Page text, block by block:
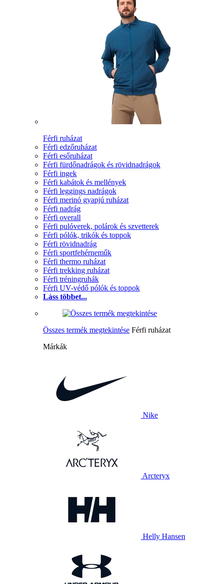
Férfi ruházat
Férfi edzőruházat
Férfi esőruházat
Férfi fürdőnadrágok és rövidnadrágok
Férfi ingek
Férfi kabátok és mellények
Férfi leggings nadrágok
Férfi merinó gyapjú ruházat
Férfi nadrág
Férfi overall
Férfi pulóverek, polárok és szvetterek
Férfi pólók, trikók és toppok
Férfi rövidnadrág
Férfi sportfehérneműk
Férfi thermo ruházat
Férfi trekking ruházat
Férfi tréningruhák
Férfi UV-védő pólók és toppok
Láss többet...
Összes termék megtekintése Férfi ruházat
Márkák
Nike
Arcteryx
Helly Hansen